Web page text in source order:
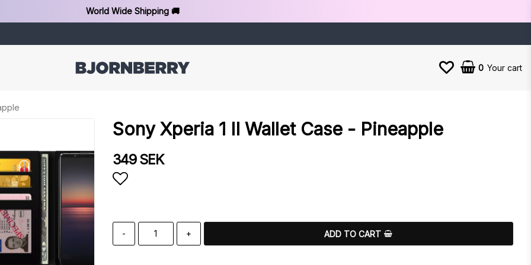
World Wide Shipping 🚚
0 Your cart
Sony Xperia 1 II Wallet Case - Pineapple
349 SEK
- + ADD TO CART